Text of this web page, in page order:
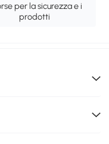
per la sicurezza e i
prodotti